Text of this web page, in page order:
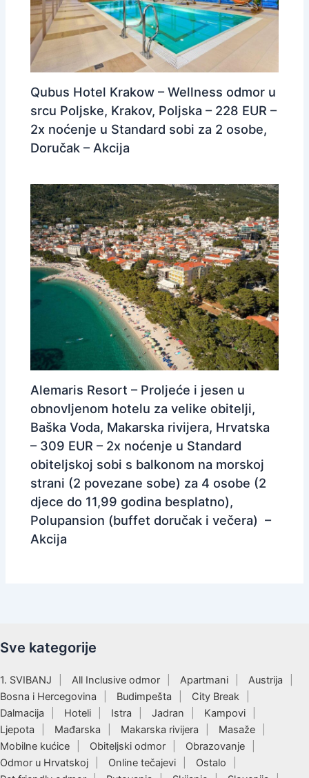
Qubus Hotel Krakow – Wellness odmor u
srcu Poljske, Krakov, Poljska – 228 EUR –
2x noćenje u Standard sobi za 2 osobe,
Doručak – Akcija
Alemaris Resort – Proljeće i jesen u
obnovljenom hotelu za velike obitelji,
Baška Voda, Makarska rivijera, Hrvatska
– 309 EUR – 2x noćenje u Standard
obiteljskoj sobi s balkonom na morskoj
strani (2 povezane sobe) za 4 osobe (2
djece do 11,99 godina besplatno),
Polupansion (buffet doručak i večera) –
Akcija
Sve kategorije
1. SVIBANJ All Inclusive odmor Apartmani
Austrija
Bosna i Hercegovina
Budimpešta
City Break
Dalmacija
Hoteli Istra Jadran
Kampovi
Ljepota
Mađarska Makarska rivijera
Masaže
Mobilne kućice
Obiteljski odmor
Obrazovanje
Odmor u Hrvatskoj
Online tečajevi
Ostalo